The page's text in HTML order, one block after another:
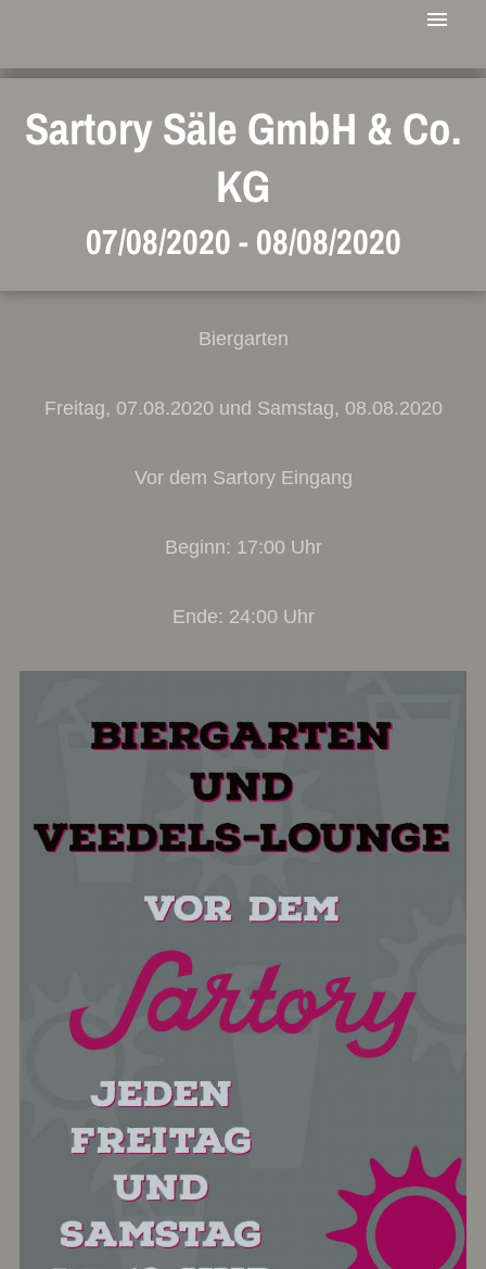
Sartory Säle GmbH & Co.
KG
07/08/2020- 08/08/2020
Biergarten
Freitag, 07.08.2020 und Samstag, 08.08.2020
Vor dem Sartory Eingang
Beginn: 17:00 Uhr
Ende: 24:00 Uhr